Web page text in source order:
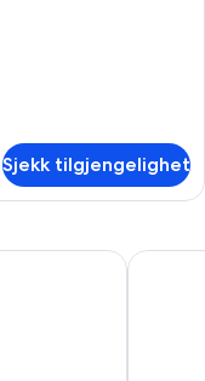
Sjekk tilgjengelighet